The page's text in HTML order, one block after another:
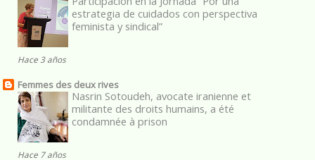
estrategia de cuidados con perspectiva
feminista y sindical”
Hace 3 años
Femmes des deux rives
Nasrin Sotoudeh, avocate iranienne et
militante des droits humains, a été
condamnée à prison
Hace 7 años